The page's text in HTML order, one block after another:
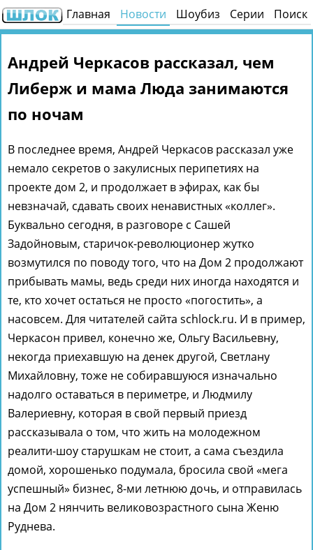
Главная Новости Шоубиз Серии Поиск
Андрей Черкасов рассказал, чем
Либерж и мама Люда занимаются
по ночам
В последнее время, Андрей Черкасов рассказал уже
немало секретов о закулисных перипетиях на
проекте дом 2, и продолжает в эфирах, как бы
невзначай, сдавать своих ненавистных «коллег».
Буквально сегодня, в разговоре с Сашей
Задойновым, старичок-революционер жутко
возмутился по поводу того, что на Дом 2 продолжают
прибывать мамы, ведь среди них иногда находятся и
те, кто хочет остаться не просто «погостить», а
насовсем. Для читателей сайта schlock.ru. И в пример,
Черкасон привел, конечно же, Ольгу Васильевну,
некогда приехавшую на денек другой, Светлану
Михайловну, тоже не собиравшуюся изначально
надолго оставаться в периметре, и Людмилу
Валериевну, которая в свой первый приезд
рассказывала о том, что жить на молодежном
реалити-шоу старушкам не стоит, а сама съездила
домой, хорошенько подумала, бросила свой «мега
успешный» бизнес, 8-ми летнюю дочь, и отправилась
на Дом 2 нянчить великовозрастного сына Женю
Руднева.